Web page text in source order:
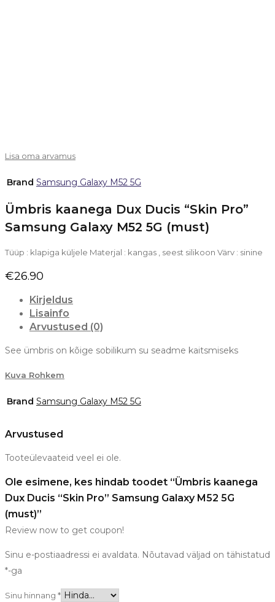
Lisa oma arvamus
Brand Samsung Galaxy M52 5G
Ümbris kaanega Dux Ducis “Skin Pro”
Samsung Galaxy M52 5G (must)
Tüüp : klapiga küljele Materjal : kangas , seest silikoon Värv : sinine
€26.90
Kirjeldus
Lisainfo
Arvustused (0)
See ümbris on kõige sobilikum su seadme kaitsmiseks
Kuva Rohkem
Brand Samsung Galaxy M52 5G
Arvustused
Tooteülevaateid veel ei ole.
Ole esimene, kes hindab toodet “Ümbris kaanega
Dux Ducis “Skin Pro” Samsung Galaxy M52 5G
(must)”
Review now to get coupon!
Sinu e-postiaadressi ei avaldata. Nõutavad väljad on tähistatud
*-ga
Sinu hinnang *